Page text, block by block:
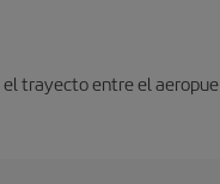
trayecto entre el